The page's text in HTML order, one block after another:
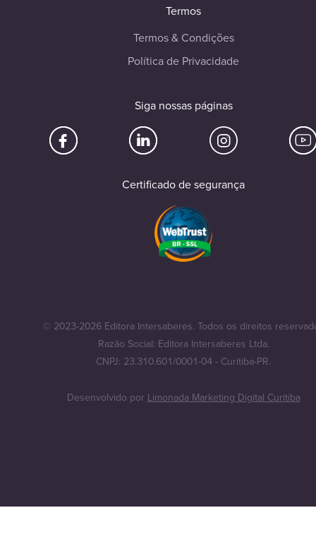
Termos
Termos & Condições
Política de Privacidade
Siga nossas páginas
Certificado de segurança
© 2023-2026 Editora Intersaberes. Todos os direitos
Razão Social: Editora Intersaberes Ltda.
CNPJ: 23.310.601/0001-04 - Curitiba-PR.
Desenvolvido por Limonada Marketing Digital Curitiba